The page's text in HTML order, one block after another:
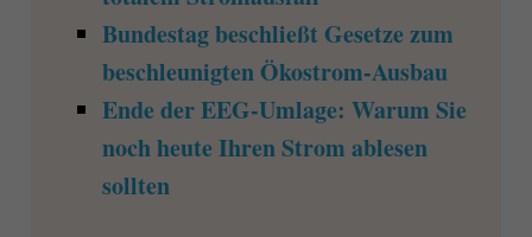
Bundestag beschließt Gesetze zum
beschleunigten Ökostrom-Ausbau
Ende der EEG-Umlage: Warum Sie
noch heute Ihren Strom ablesen
sollten